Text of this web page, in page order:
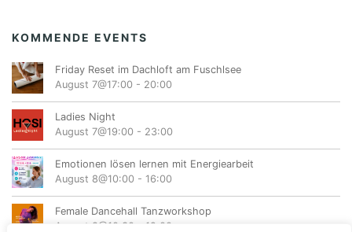
KOMMENDE EVENTS
Friday Reset im Dachloft am Fuschlsee
August 7@17:00 - 20:00
Ladies Night
August 7@19:00 - 23:00
Emotionen lösen lernen mit Energiearbeit
August 8@10:00 - 16:00
Female Dancehall Tanzworkshop
August 8@10:30
12:00